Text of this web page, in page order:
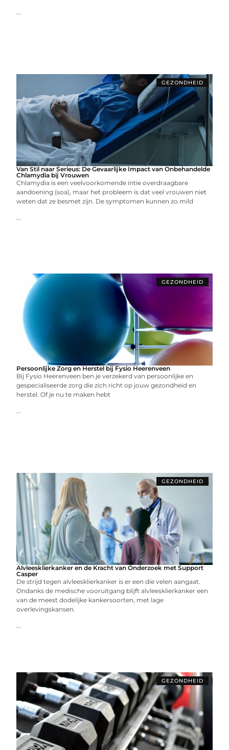
...
GEZONDHEID
Van Stil naar Serieus: De Gevaarlijke Impact van Onbehandelde
Chlamydia bij Vrouwen
Chlamydia is een veelvoorkomende intie overdraagbare
aandoening (soa), maar het probleem is dat veel vrouwen niet
weten dat ze besmet zijn. De symptomen kunnen zo mild
...
GEZONDHEID
Persoonlijke Zorg en Herstel bij Fysio Heerenveen
Bij Fysio Heerenveen ben je verzekerd van persoonlijke en
gespecialiseerde zorg die zich richt op jouw gezondheid en
herstel. Of je nu te maken hebt
...
GEZONDHEID
Alvleesklierkanker en de Kracht van Onderzoek met Support
Casper
De strijd tegen alvleesklierkanker is er een die velen aangaat.
Ondanks de medische vooruitgang blijft alvleesklierkanker een
van de meest dodelijke kankersoorten, met lage
overlevingskansen.
...
GEZONDHEID